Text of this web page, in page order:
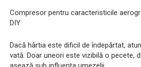
Compresor pentru caracteristicile
DIY
Dacă hârtia este dificil de îndepărtat,
vată. Doar uneori este vizibilă o pecete,